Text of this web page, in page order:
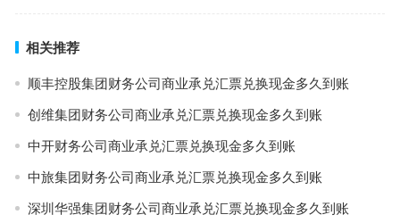
相关推荐
顺丰控股集团财务公司商业承兑汇票兑换现金多久到账
创维集团财务公司商业承兑汇票兑换现金多久到账
中开财务公司商业承兑汇票兑换现金多久到账
中旅集团财务公司商业承兑汇票兑换现金多久到账
深圳华强集团财务公司商业承兑汇票兑换现金多久到账